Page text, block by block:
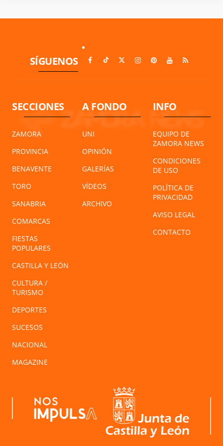
SÍGUENOS
SECCIONES
ZAMORA
PROVINCIA
BENAVENTE
TORO
SANABRIA
COMARCAS
FIESTAS
POPULARES
CASTILLA Y LEÓN
CULTURA /
TURISMO
DEPORTES
SUCESOS
NACIONAL
MAGAZINE
A FONDO
UNI
OPINIÓN
GALERÍAS
VÍDEOS
ARCHIVO
INFO
EQUIPO DE
ZAMORA NEWS
CONDICIONES
DE USO
POLÍTICA DE
PRIVACIDAD
AVISO LEGAL
CONTACTO